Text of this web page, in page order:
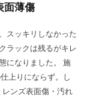
面薄傷
スッキリしなかった
ラックは残るがキレ
になりました。 施
上りにならず。し
ンズ表面傷・汚れ